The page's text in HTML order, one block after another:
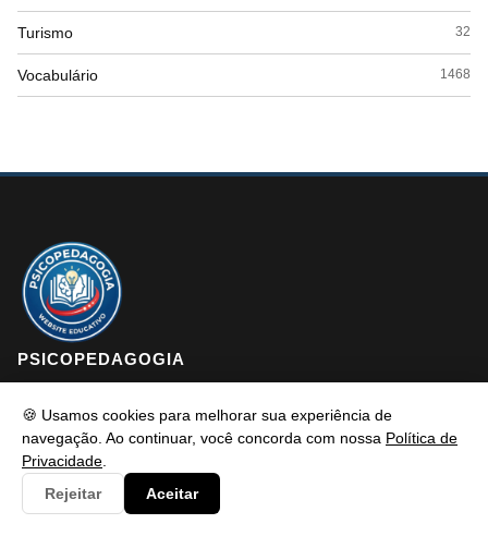
🍪 Usamos cookies para melhorar sua experiência de
navegação. Ao continuar, você concorda com nossa Política de
Privacidade
Rejeitar
Aceitar
Turismo 32
Vocabulário 1468
PSICOPEDAGOGIA
Psicopedagogia é um portal de conteúdo educativo e atualizado
com foco em informar e resolver os problemas dos alunos de
maneira eficaz. Fique à vontade para entrar em contato, estamos